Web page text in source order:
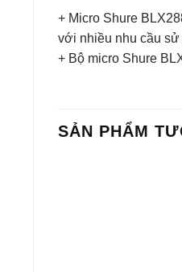
+ Micro Shure
với nhiều nhu cầu
+ Bộ micro Shure
SẢN PHẨM